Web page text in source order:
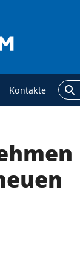
Kontakte